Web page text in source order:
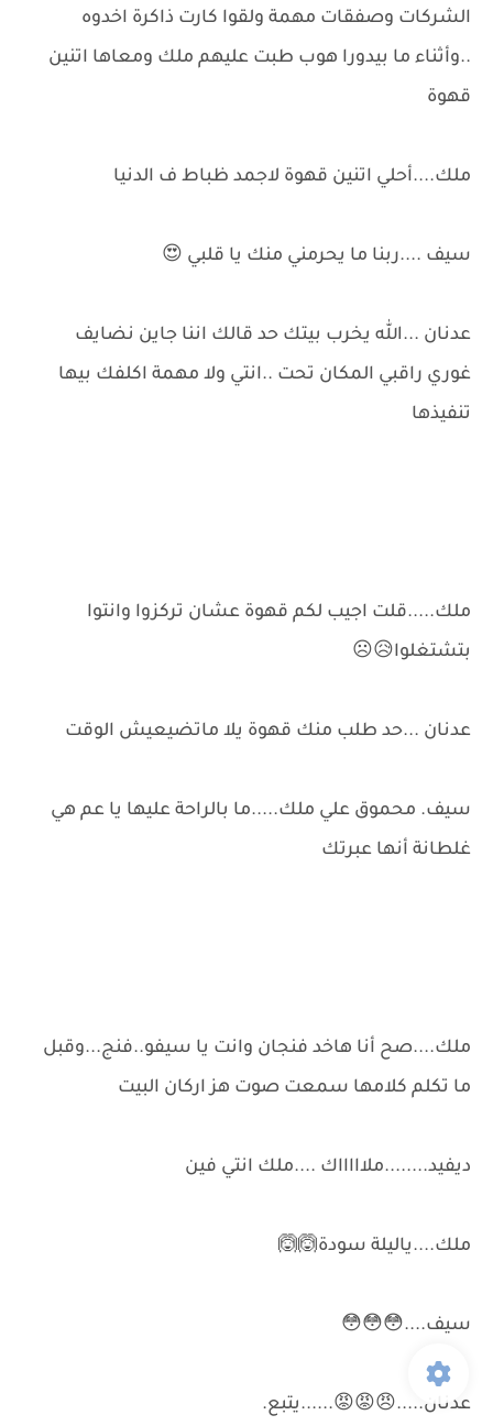
الشركات وصفقات مهمة ولقوا كارت ذاكرة اخدوه
..وأثناء ما بيدورا هوب طبت عليهم ملك ومعاها اتنين
قهوة
ملك....أحلي اتنين قهوة لاجمد ظباط ف الدنيا
سيف ....ربنا ما يحرمني منك يا قلبي 😍
عدنان ...الله يخرب بيتك حد قالك اننا جاين نضايف
غوري راقبي المكان تحت ..انتي ولا مهمة اكلفك بيها
تنفيذها
ملك.....قلت اجيب لكم قهوة عشان تركزوا وانتوا
بتشتغلوا😥☹️
عدنان ...حد طلب منك قهوة يلا ماتضيعيش الوقت
سيف. محموق علي ملك.....ما بالراحة عليها يا عم هي
غلطانة أنها عبرتك
ملك....صح أنا هاخد فنجان وانت يا سيفو..فنج...وقبل
ما تكلم كلامها سمعت صوت هز اركان البيت
ديفيد........ملاااااك ....ملك انتي فين
ملك....ياليلة سودة🙆🙆
سيف....😳😳😳
عدنان.....😠😡😡......يتبع.